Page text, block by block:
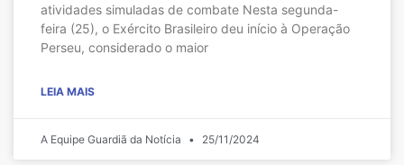
atividades simuladas de combate Nesta segunda-
feira (25), o Exército Brasileiro deu início à Operação
Perseu, considerado o maior
LEIA MAIS
A Equipe Guardiã da Notícia 25/11/2024